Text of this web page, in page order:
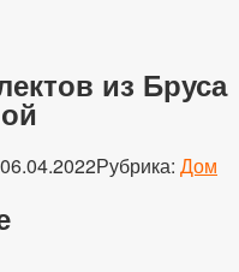
из Бруса
06.04.2022Рубрика: Дом